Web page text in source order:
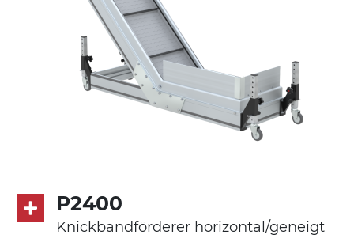
Förderfläche
PP geprägte Oberfläche in Grau RAL7035
(FDA) mit in die Förderfläche integrierten
Seitenwänden
3Ph
P2400
Knickbandförderer horizontal/geneigt